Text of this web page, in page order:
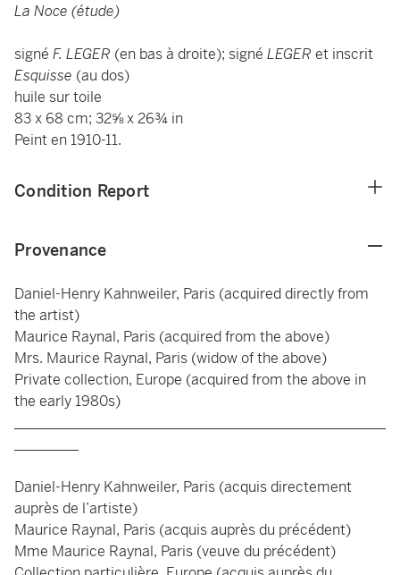
La Noce (étude)
signé F. LEGER (en bas à droite); signé LEGER et inscrit
Esquisse (au dos)
huile sur toile
83 x 68 cm; 32⅝ x 26¾ in
Peint en 1910-11.
Condition Report
Provenance
Daniel-Henry Kahnweiler, Paris (acquired directly from
the artist)
Maurice Raynal, Paris (acquired from the above)
Mrs. Maurice Raynal, Paris (widow of the above)
Private collection, Europe (acquired from the above in
the early 1980s)
Daniel-Henry Kahnweiler, Paris (acquis directement
auprès de l’artiste)
Maurice Raynal, Paris (acquis auprès du précédent)
Mme Maurice Raynal, Paris (veuve du précédent)